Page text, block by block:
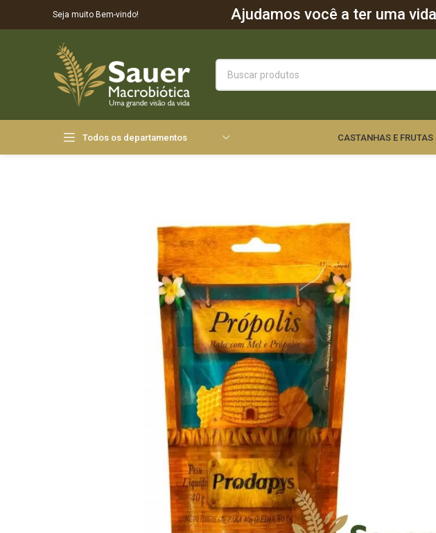
Seja muito Bem-vindo! Ajudamos você a ter uma
Todos os departamentos CASTANHAS E FRUTAS